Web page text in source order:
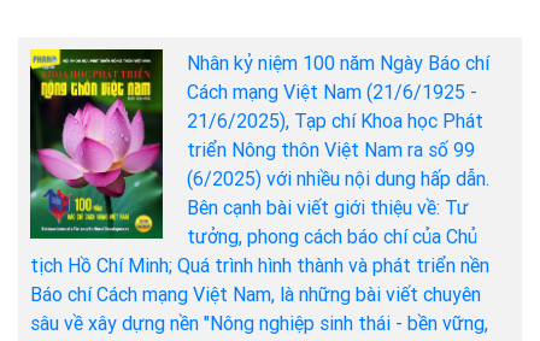
Nhân kỷ niệm 100 năm Ngày Báo chí
Cách mạng Việt Nam (21/6/1925 -
21/6/2025), Tạp chí Khoa học Phát
triển Nông thôn Việt Nam ra số 99
(6/2025) với nhiều nội dung hấp dẫn.
Bên cạnh bài viết giới thiệu về: Tư
tưởng, phong cách báo chí của Chủ
tịch Hồ Chí Minh; Quá trình hình thành và phát triển nền
Báo chí Cách mạng Việt Nam, là những bài viết chuyên
sâu về xây dựng nền "Nông nghiệp sinh thái - bền vững,